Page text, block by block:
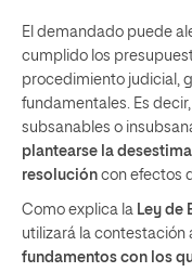
El demandado puede
cumplido los
procedimiento judicial,
fundamentales. Es
subsanables o
plantearse la
resolución con efectos
Como explica la Ley de
utilizará la contestación
fundamentos con los